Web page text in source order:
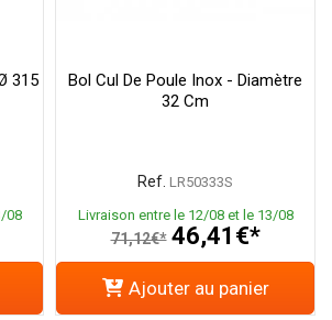
315
08
Bol Cul De Poule Inox - Diamètre
32 Cm
Ref. LR50333S
Livraison entre le 12/08 et le 13/08
71,12€* 46,41€*
Ajouter au panier